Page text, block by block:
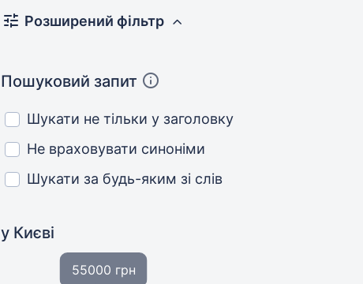
Розширений фільтр
Пошуковий запит
Шукати не тільки у заголовку
Не враховувати синоніми
Шукати за будь-яким зі слів
у Києві
55000 грн